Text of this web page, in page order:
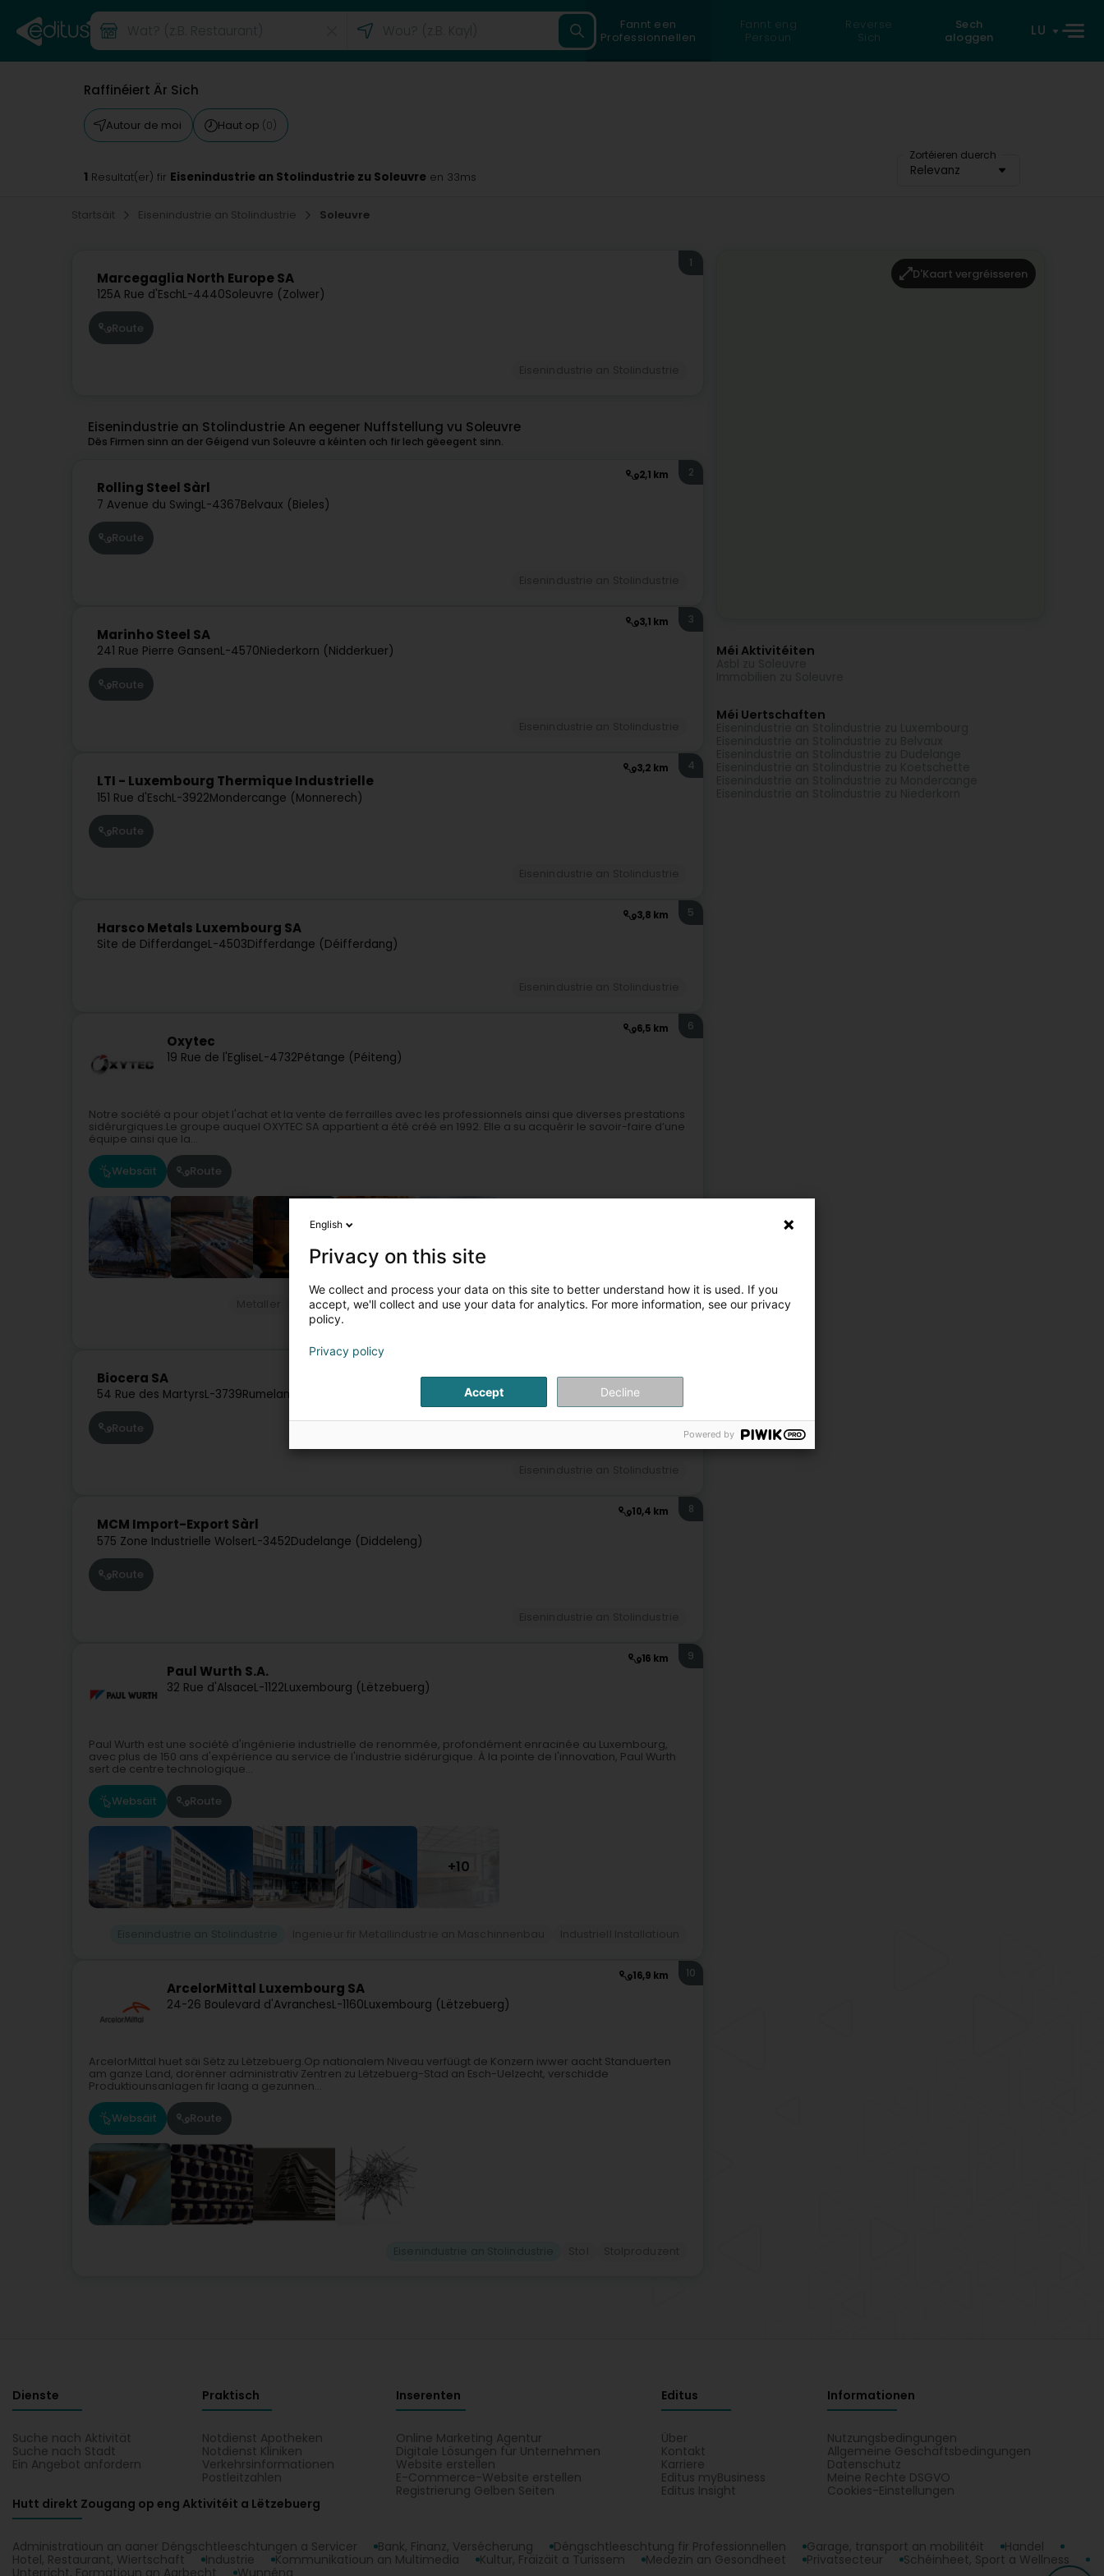
Fannt een
Professionnellen
Fannt eng
Persoun
Reverse
Sich
Sech
aloggen
LU
Raffinéiert Är Sich
Autour de moi Haut op (0)
Zortéieren duerch
Relevanz
1 Resultat(er) fir Eisenindustrie an Stolindustrie zu Soleuvre en 33ms
Startsäit Eisenindustrie an Stolindustrie Soleuvre
Marcegaglia North Europe SA
125A Rue d'EschL-4440Soleuvre (Zolwer)
1
Route
Eisenindustrie an Stolindustrie An eegener Nuffstellung vu Soleuvre
Dës Firmen sinn an der Géigend vun Soleuvre a kéinten och fir Iech gëeegent sinn.
2,1 km
Rolling Steel Sàrl
7 Avenue du SwingL-4367Belvaux (Bieles)
2
Route
3,1 km
Marinho Steel SA
241 Rue Pierre GansenL-4570Niederkorn (Nidderkuer)
3
Route
3,2 km
LTI - Luxembourg Thermique Industrielle
151 Rue d'EschL-3922Mondercange (Monnerech)
4
Route
3,8 km
Harsco Metals Luxembourg SA
Site de DifferdangeL-4503Differdange (Déifferdang)
5
6,5 km
Oxytec
19 Rue de l'EgliseL-4732Pétange (Péiteng)
6
Notre société a pour objet l'achat et la vente de ferrailles avec les professionnels ainsi que diverses prestations
sidérurgiques.Le groupe auquel OXYTEC SA appartient a été créé en 1992. Elle a su acquérir le savoir-faire d’une
équipe ainsi que la...
Websäit Route
Demolitiounsaarbechten an Spréngaarbechten
Recycling vun Metall
Biocera SA
54 Rue des MartyrsL-3739Rumelange (Rëmeleng)
Route
10,4 km
MCM Import-Export Sàrl
575 Zone Industrielle WolserL-3452Dudelange (Diddeleng)
8
Route
16 km
Paul Wurth S.A.
32 Rue d'AlsaceL-1122Luxembourg (Lëtzebuerg)
9
Paul Wurth est une société d'ingénierie industrielle de renommée, profondément enracinée au Luxembourg,
avec plus de 150 ans d'expérience au service de l'industrie sidérurgique. À la pointe de l'innovation, Paul Wurth
sert de centre technologique...
Websäit Route
+10
16,9 km
ArcelorMittal Luxembourg SA
24-26 Boulevard d'AvranchesL-1160Luxembourg (Lëtzebuerg)
10
ArcelorMittal huet säi Sëtz zu Lëtzebuerg.Op nationalem Niveau verfüügt de Konzern iwwer aacht Standuerten
am ganze Land, dorënner administrativ Zentren zu Lëtzebuerg-Stad an Esch-Uelzecht, verschidde
Produktiounsanlagen fir laang a gezunnen...
Websäit Route
D'Kaart vergréisseren
Méi Aktivitéiten
Méi Uertschaften
Dienste
Suche nach Aktivität
Suche nach Stadt
Ein Angebot anfordern
Praktisch
Notdienst Apotheken
Notdienst Kliniken
Verkehrsinformationen
Postleitzahlen
Inserenten
Online Marketing Agentur
Digitale Lösungen für Unternehmen
Website erstellen
E-Commerce-Website erstellen
Registrierung Gelben Seiten
Editus
Über
Kontakt
Karriere
Editus myBusiness
Editus Insight
Informationen
Nutzungsbedingungen
Allgemeine Geschäftsbedingungen
Datenschutz
Meine Rechte DSGVO
Cookies-Einstellungen
Hutt direkt Zougang op eng Aktivitéit a Lëtzebuerg
Administratioun an aaner Déngschtleeschtungen a Servicer Bank, Finanz, Versécherung Déngschtleeschtung fir Professionnellen Garage, transport an mobilitéit
Handel
Hotel, Restaurant, Wiertschaft
Industrie Kommunikatioun an Multimedia Kultur, Fräizäit a Turissem Medezin an Gesondheet Privatsecteur
Schéinheet, Sport a Wellness
Unterricht, Formatioun an Aarbecht
Wunnéng
English
Privacy on this site
We collect and process your data on this site to better understand how it is used. If you
accept, we'll collect and use your data for analytics. For more information, see our privacy
policy.
Privacy policy
Accept Decline
Powered by